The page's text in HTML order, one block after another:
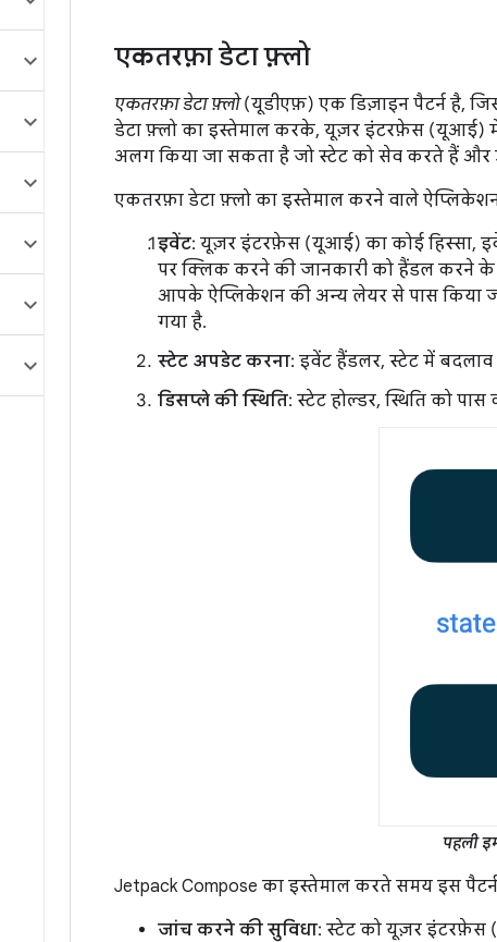
एकतरफ़ा डेटा फ़्लो
एकतरफ़ा डेटा फ़्लो(यूडीएफ़) एक डिज़ाइन पैटर्न है,
डेटा फ़्लो का इस्तेमाल करके, यूज़र इंटरफ़ेस (यूआई)
अलग किया जा सकता है जो स्टेट को सेव करते हैं और
एकतरफ़ा डेटा फ़्लो का इस्तेमाल करने वाले
इवेंट: यूज़र इंटरफ़ेस (यूआई) का कोई हिस्सा,
पर क्लिक करने की जानकारी को हैंडल करने के
आपके ऐप्लिकेशन की अन्य लेयर से पास किया
गया है.
स्टेट अपडेट करना: इवेंट हैंडलर, स्टेट में
डिसप्ले की स्थिति: स्टेट होल्डर, स्थिति को
पहली
Jetpack Compose का इस्तेमाल करते समय इस
जांच करने की सुविधा: स्टेट को यूज़र